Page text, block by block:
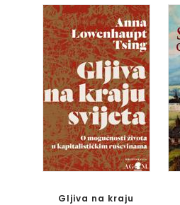
Gljiva na kraju